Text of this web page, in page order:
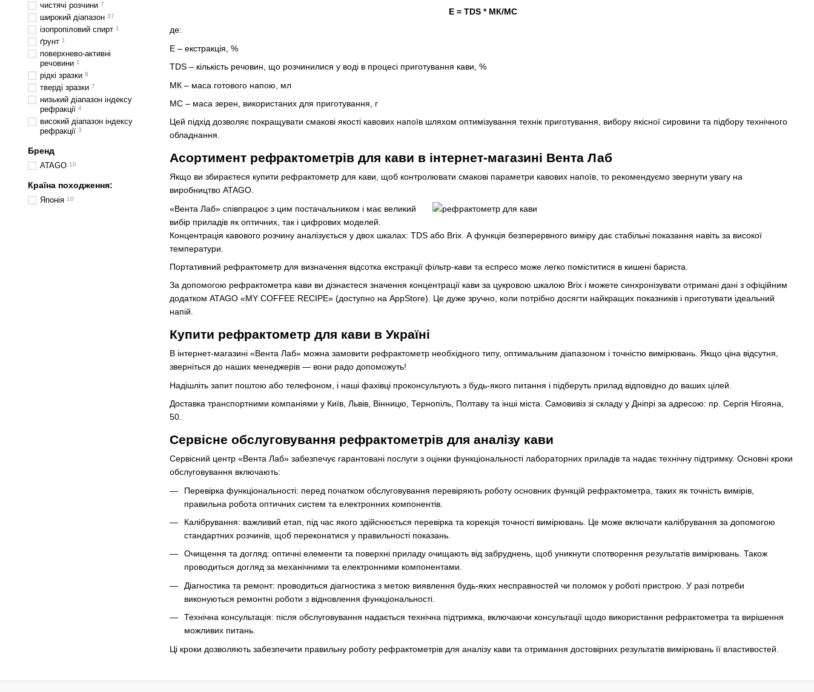
Е = TDS * МК/МС
де:
Е – екстракція, %
TDS – кількість речовин, що розчинилися у воді в процесі приготування кави, %
МК – маса готового напою, мл
МС – маса зерен, використаних для приготування, г
Цей підхід дозволяє покращувати смакові якості кавових напоїв шляхом оптимізування технік приготування, вибору якісної сировини та підбору технічного
обладнання.
Асортимент рефрактометрів для кави в інтернет-магазині Вента Лаб
Якщо ви збираєтеся купити рефрактометр для кави, щоб контролювати смакові параметри кавових напоїв, то рекомендуємо звернути увагу на
виробництво ATAGO.
«Вента Лаб» співпрацює з цим постачальником і має великий
вибір приладів як оптичних, так і цифрових моделей.
Концентрація кавового розчину аналізується у двох шкалах: TDS або Brix. А функція безперервного виміру дає стабільні показання навіть за високої
температури.
Портативний рефрактометр для визначення відсотка екстракції фільтр-кави та еспресо може легко поміститися в кишені бариста.
За допомогою рефрактометра кави ви дізнаєтеся значення концентрації кави за цукровою шкалою Brix і можете синхронізувати отримані дані з офіційним
додатком ATAGO «MY COFFEE RECIPE» (доступно на AppStore). Це дуже зручно, коли потрібно досягти найкращих показників і приготувати ідеальний
напій.
Купити рефрактометр для кави в Україні
В інтернет-магазині «Вента Лаб» можна замовити рефрактометр необхідного типу, оптимальним діапазоном і точністю вимірювань. Якщо ціна відсутня,
зверніться до наших менеджерів — вони радо допоможуть!
Надішліть запит поштою або телефоном, і наші фахівці проконсультують з будь-якого питання і підберуть прилад відповідно до ваших цілей.
Доставка транспортними компаніями у Київ, Львів, Вінницю, Тернопіль, Полтаву та інші міста. Самовивіз зі складу у Дніпрі за адресою: пр. Сергія Нігояна,
50.
Сервісне обслуговування рефрактометрів для аналізу кави
Сервісний центр «Вента Лаб» забезпечує гарантовані послуги з оцінки функціональності лабораторних приладів та надає технічну підтримку. Основні кроки
обслуговування включають:
Перевірка функціональності: перед початком обслуговування перевіряють роботу основних функцій рефрактометра, таких як точність вимірів,
правильна робота оптичних систем та електронних компонентів.
Калібрування: важливий етап, під час якого здійснюється перевірка та корекція точності вимірювань. Це може включати калібрування за допомогою
стандартних розчинів, щоб переконатися у правильності показань.
Очищення та догляд: оптичні елементи та поверхні приладу очищають від забруднень, щоб уникнути спотворення результатів вимірювань. Також
проводиться догляд за механічними та електронними компонентами.
Діагностика та ремонт: проводиться діагностика з метою виявлення будь-яких несправностей чи поломок у роботі пристрою. У разі потреби
виконуються ремонтні роботи з відновлення функціональності.
Технічна консультація: після обслуговування надається технічна підтримка, включаючи консультації щодо використання рефрактометра та вирішення
можливих питань.
Ці кроки дозволяють забезпечити правильну роботу рефрактометрів для аналізу кави та отримання достовірних результатів вимірювань її властивостей.
чистячі розчини 7
широкий діапазон 37
ізопропіловий спирт 1
ґрунт 1
поверхнево-активні
речовини 1
рідкі зразки 8
тверді зразки 7
низький діапазон індексу
рефракції 4
високий діапазон індексу
рефракції 3
Бренд
ATAGO 10
Країна походження:
Японія 10